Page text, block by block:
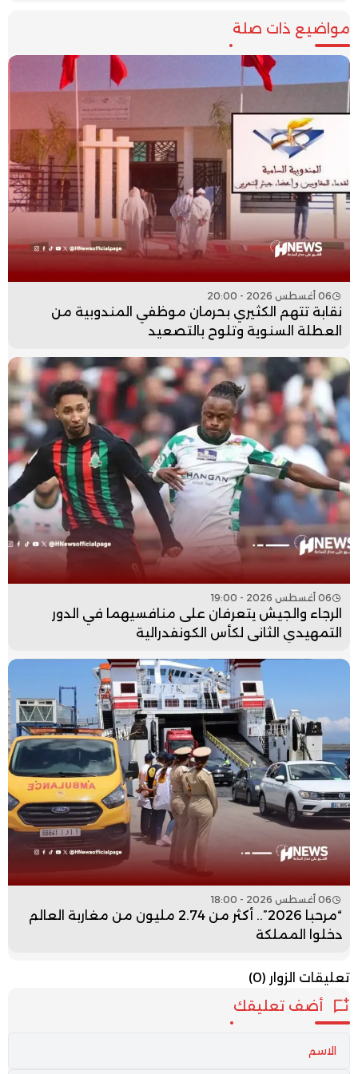
مواضيع ذات صلة
06 أغسطس 2026 - 20:00
نقابة تتهم الكثيري بحرمان موظفي المندوبية من
العطلة السنوية وتلوح بالتصعيد
06 أغسطس 2026 - 19:00
الرجاء والجيش يتعرفان على منافسيهما في الدور
التمهيدي الثاني لكأس الكونفدرالية
06 أغسطس 2026 - 18:00
“مرحبا 2026”.. أكثر من 2.74 مليون من مغاربة العالم
دخلوا المملكة
تعليقات الزوار (0)
أضف تعليقك